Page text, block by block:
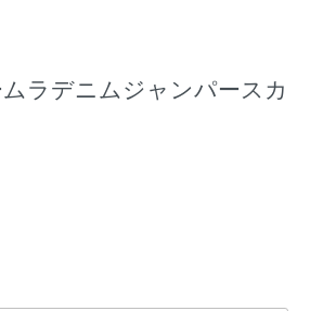
ラデニムジャンパースカ